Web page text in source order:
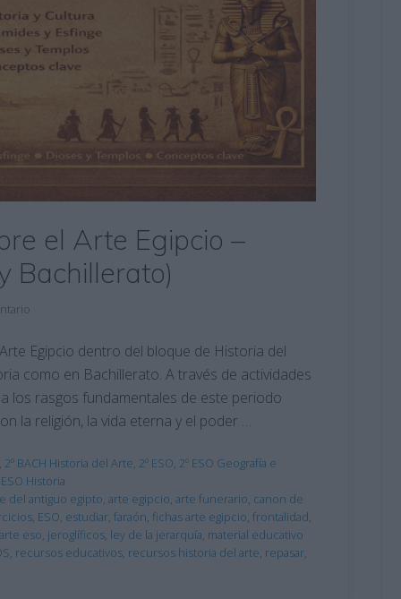
el Arte Egipcio –
Bachillerato)
Egipcio dentro del bloque de Historia del
como en Bachillerato. A través de actividades
los rasgos fundamentales de este periodo
la religión, la vida eterna y el poder …
, 2º BACH Historia del Arte, 2º ESO, 2º ESO Geografía e
ESO Historia
del antiguo egipto, arte egipcio, arte funerario, canon de
, ESO, estudiar, faraón, fichas arte egipcio, frontalidad,
eso, jeroglíficos, ley de la jerarquía, material educativo
, recursos educativos, recursos historia del arte, repasar,